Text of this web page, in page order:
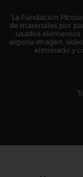
La Fundación
de materiales por
usados
alguna imagen,
eliminado y